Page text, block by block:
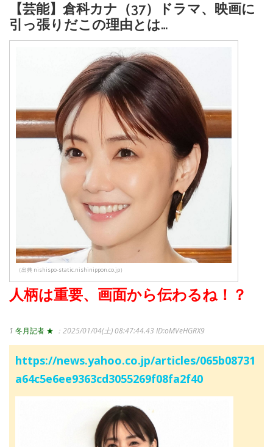
【芸能】倉科カナ（37）ドラマ、映画に
引っ張りだこの理由とは…
（出典 nishispo-static.nishinippon.co.jp）
人柄は重要、画面から伝わるね！？
1 冬月記者 ★ ：2025/01/04(土) 08:47:44.43 ID:oMVeHGRX9
https://news.yahoo.co.jp/articles/065b08731
a64c5e6ee9363cd3055269f08fa2f40